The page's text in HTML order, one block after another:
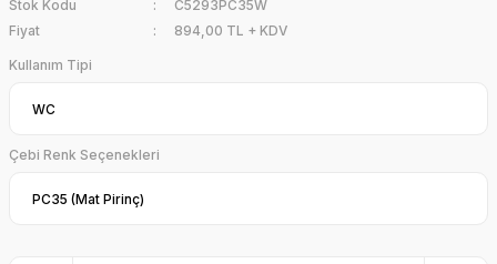
Stok Kodu
C5293PC35W
Fiyat
894,00 TL + KDV
Kullanım Tipi
Çebi Renk Seçenekleri